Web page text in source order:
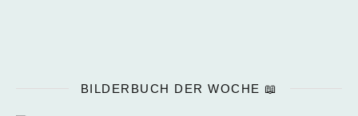
BILDERBUCH DER WOCHE 📖